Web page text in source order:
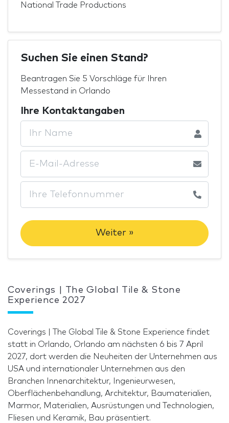
National Trade Productions
Suchen Sie einen Stand?
Beantragen Sie 5 Vorschläge für Ihren
Messestand in Orlando
Ihre Kontaktangaben
Weiter »
Coverings | The Global Tile & Stone
Experience 2027
Coverings | The Global Tile & Stone Experience findet
statt in Orlando, Orlando am nächsten 6 bis 7 April
2027, dort werden die Neuheiten der Unternehmen aus
USA und internationaler Unternehmen aus den
Branchen Innenarchitektur, Ingenieurwesen,
Oberflächenbehandlung, Architektur, Baumaterialien,
Marmor, Materialien, Ausrüstungen und Technologien,
Fliesen und Keramik, Bau präsentiert.